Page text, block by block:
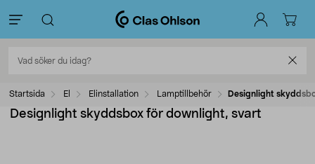
Startsida El Elinstallation Lamptillbehör Designlight
Designlight skyddsbox för downlight, svart